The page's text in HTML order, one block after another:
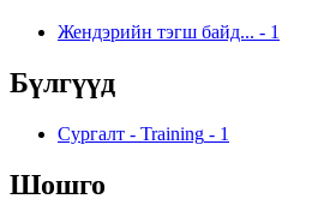
Жендэрийн тэгш байд... - 1
Бүлгүүд
Сургалт - Training - 1
Шошго